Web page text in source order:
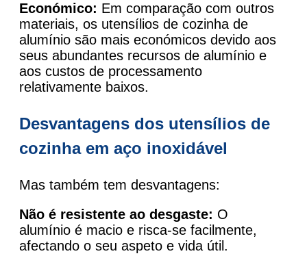
Económico: Em comparação com outros
materiais, os utensílios de cozinha de
alumínio são mais económicos devido aos
seus abundantes recursos de alumínio e
aos custos de processamento
relativamente baixos.
Desvantagens dos utensílios de
cozinha em aço inoxidável
Mas também tem desvantagens:
Não é resistente ao desgaste: O
alumínio é macio e risca-se facilmente,
afectando o seu aspeto e vida útil.